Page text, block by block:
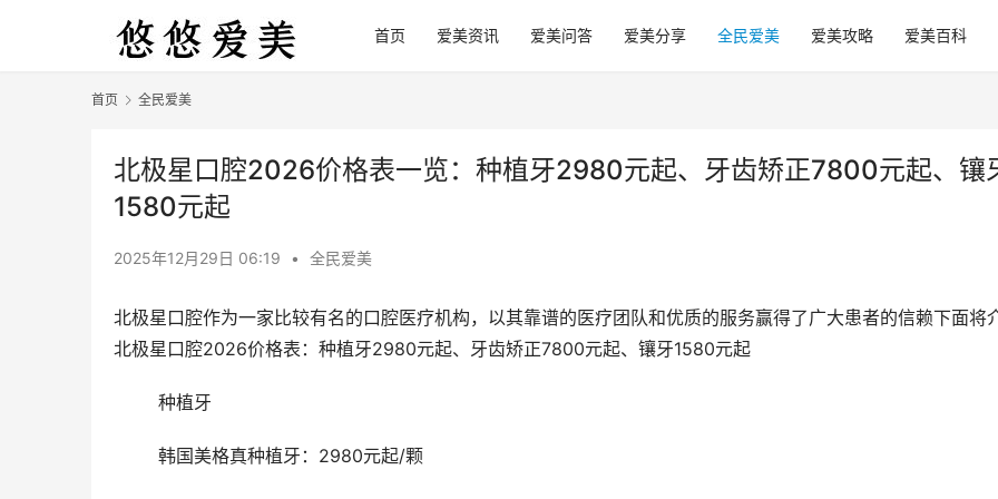
首页 爱美资讯 爱美问答 爱美分享 全民爱美 爱美攻略 爱美百科
首页 全民爱美
北极星口腔2026价格表一览：种植牙2980元起、牙齿矫正7800元起、镶
1580元起
2025年12月29日 06:19 • 全民爱美
北极星口腔作为一家比较有名的口腔医疗机构，以其靠谱的医疗团队和优质的服务赢得了广大患者的信赖下面将
北极星口腔2026价格表：种植牙2980元起、牙齿矫正7800元起、镶牙1580元起
	种植牙
	韩国美格真种植牙：2980元起/颗